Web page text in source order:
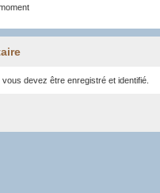
devez être enregistré et identifié.